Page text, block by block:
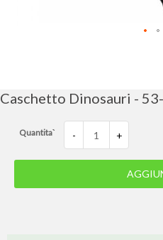
galleria
di
Caschetto Dinosauri -
Quantita` - +